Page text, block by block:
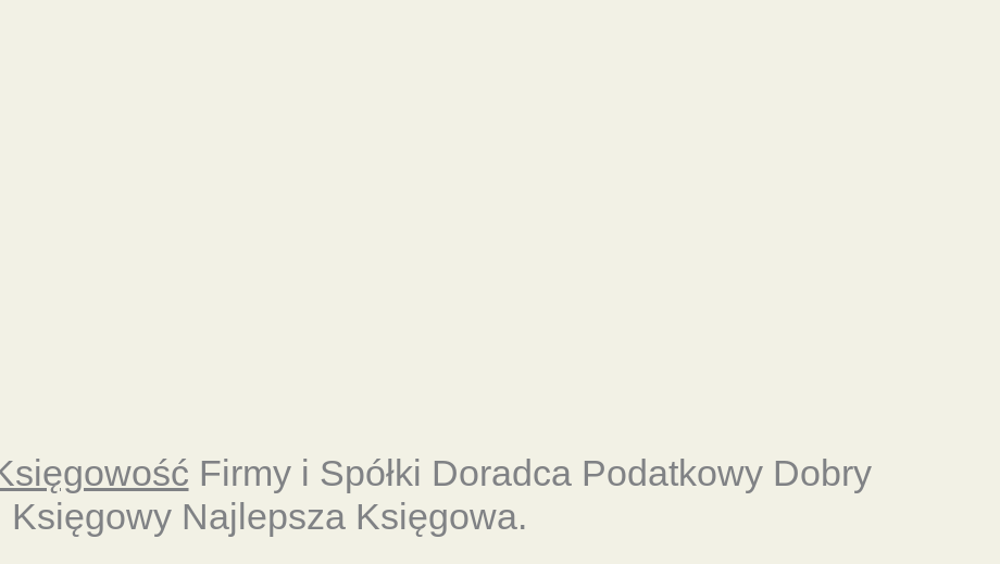
Firmy i Spółki Doradca Podatkowy Dobry
Księgowy Najlepsza Księgowa.